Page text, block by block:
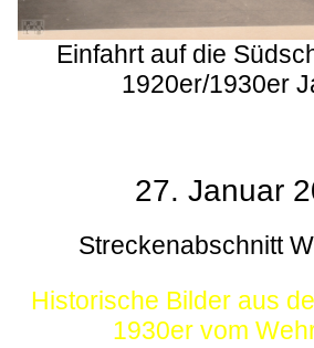
Einfahrt auf die
1920er/1930er
27. Januar
Streckenabschnitt
Historische Bilder aus
1930er vom